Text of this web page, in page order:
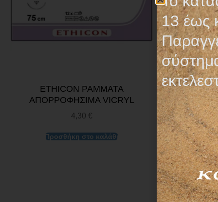
ETHICON ΡΑΜΜΑΤΑ
ΑΠΟΡΡΟΦΗΣΙΜΑ VICRYL
4,30 €
Προσθήκη στο καλάθι
13 έως